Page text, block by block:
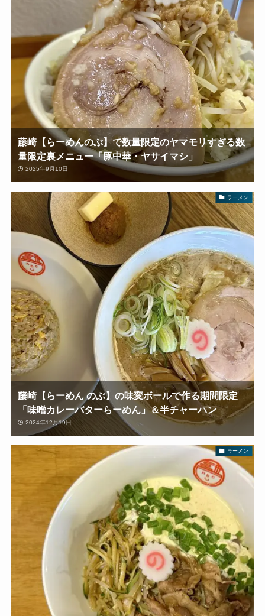
藤崎【らーめんのぶ】で数量限定のヤマモリすぎる数
量限定裏メニュー「豚中華・ヤサイマシ」
2025年9月10日
ラーメン
藤崎【らーめん のぶ】の味変ボールで作る期間限定
「味噌カレーバターらーめん」＆半チャーハン
2024年12月19日
ラーメン